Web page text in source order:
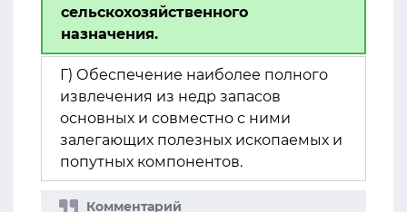
сельскохозяйственного
назначения.
Г) Обеспечение наиболее полного
извлечения из недр запасов
основных и совместно с ними
залегающих полезных ископаемых и
попутных компонентов.